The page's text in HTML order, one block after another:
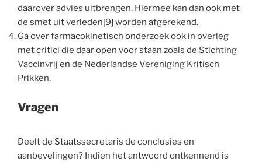
daarover advies uitbrengen. Hiermee kan dan ook met
de smet uit verleden[9] worden afgerekend.
Ga over farmacokinetisch onderzoek ook in overleg
met critici die daar open voor staan zoals de Stichting
Vaccinvrij en de Nederlandse Vereniging Kritisch
Prikken.
Vragen
Deelt de Staatssecretaris de conclusies en
aanbevelingen? Indien het antwoord ontkennend is